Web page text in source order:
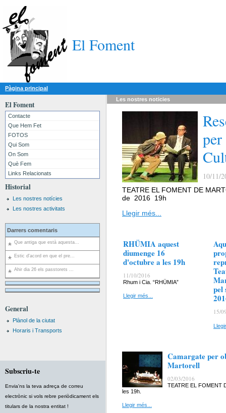
El Foment
Pàgina principal
El Foment
Contacte
Que Hem Fet
FOTOS
Qui Som
On Som
Què Fem
Links Relacionats
Historial
Les nostres notícies
Les nostres activitats
Darrers comentaris
Que antiga que està aquesta...
Estic d'acord en que el pre...
Ahir dia 26 els passtorets ...
General
Plànol de la ciutat
Horaris i Transports
Subscriu-te
Envia'ns la teva adreça de correu
electrònic si vols rebre periòdicament els
titulars de la nostra entitat !
Les nostres noticies
10/11/
TEATRE EL FOMENT DE
de 2016 19h
Llegir més...
RHÜMIA aquest
diumenge 16
d'octubre a les 19h
11/10/2016
Rhum i Cia. “RHÜMIA”
Llegir més...
pel
15/
Camargate per
Martorell
02/03/2016
TEATRE EL FOMENT
les 19h.
Llegir més...